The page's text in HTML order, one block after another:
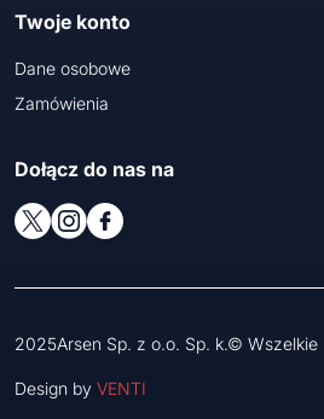
Twoje konto
Dane osobowe
Zamówienia
Dołącz do nas na
2025Arsen Sp. z o.o. Sp. k.©
Design by VENTI